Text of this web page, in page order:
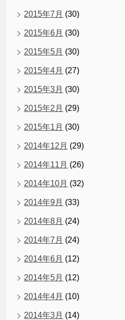
2015年7月 (30)
2015年6月 (30)
2015年5月 (30)
2015年4月 (27)
2015年3月 (30)
2015年2月 (29)
2015年1月 (30)
2014年12月 (29)
2014年11月 (26)
2014年10月 (32)
2014年9月 (33)
2014年8月 (24)
2014年7月 (24)
2014年6月 (12)
2014年5月 (12)
2014年4月 (10)
2014年3月 (14)